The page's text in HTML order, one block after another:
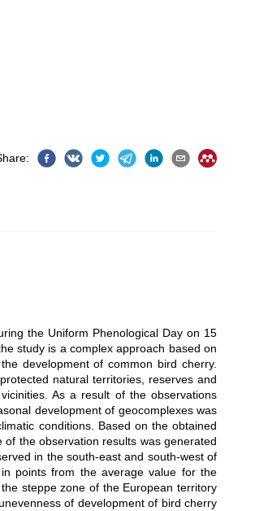
:
the Uniform Phenological Day on 15
study is a complex approach based on
development of common bird cherry.
natural territories, reserves and
As a result of the observations
development of geocomplexes was
conditions. Based on the obtained
the observation results was generated
in the south-east and south-west of
points from the average value for the
steppe zone of the European territory
of development of bird cherry